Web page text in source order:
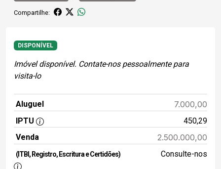
Compartilhe:
DISPONÍVEL
Imóvel disponível. Contate-nos pessoalmente para
visita-lo
Aluguel 7.000,00
IPTU
450,29
Venda
2.500.000,00
(ITBI, Registro, Escritura e Certidões) Consulte-nos